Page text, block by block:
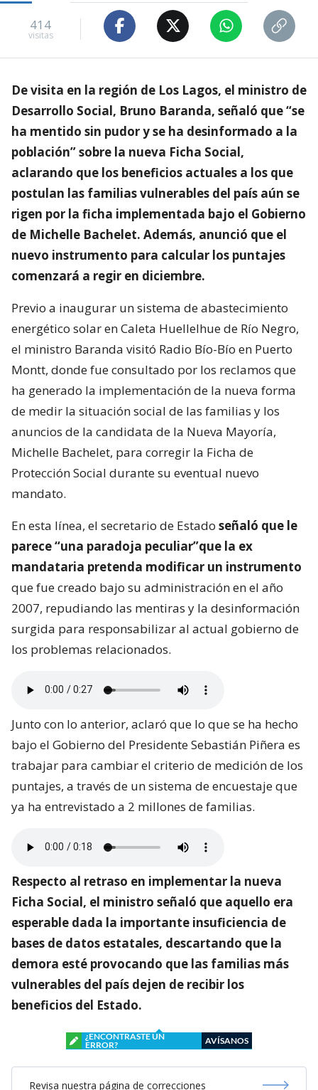
414
visitas
De visita en la región de Los Lagos, el ministro de
Desarrollo Social, Bruno Baranda, señaló que “se
ha mentido sin pudor y se ha desinformado a la
población” sobre la nueva Ficha Social,
aclarando que los beneficios actuales a los que
postulan las familias vulnerables del país aún se
rigen por la ficha implementada bajo el Gobierno
de Michelle Bachelet. Además, anunció que el
nuevo instrumento para calcular los puntajes
comenzará a regir en diciembre.
Previo a inaugurar un sistema de abastecimiento
energético solar en Caleta Huellelhue de Río Negro,
el ministro Baranda visitó Radio Bío-Bío en Puerto
Montt, donde fue consultado por los reclamos que
ha generado la implementación de la nueva forma
de medir la situación social de las familias y los
anuncios de la candidata de la Nueva Mayoría,
Michelle Bachelet, para corregir la Ficha de
Protección Social durante su eventual nuevo
mandato.
En esta línea, el secretario de Estado señaló que le
parece “una paradoja peculiar”que la ex
mandataria pretenda modificar un instrumento
que fue creado bajo su administración en el año
2007, repudiando las mentiras y la desinformación
surgida para responsabilizar al actual gobierno de
los problemas relacionados.
Junto con lo anterior, aclaró que lo que se ha hecho
bajo el Gobierno del Presidente Sebastián Piñera es
trabajar para cambiar el criterio de medición de los
puntajes, a través de un sistema de encuestaje que
ya ha entrevistado a 2 millones de familias.
Respecto al retraso en implementar la nueva
Ficha Social, el ministro señaló que aquello era
esperable dada la importante insuficiencia de
bases de datos estatales, descartando que la
demora esté provocando que las familias más
vulnerables del país dejen de recibir los
beneficios del Estado.
¿ENCONTRASTE UN
ERROR?
AVÍSANOS
Revisa nuestra página de correcciones